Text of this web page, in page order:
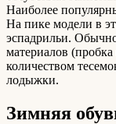
Наиболее
На пике модели в
эспадрильи.
материалов
количеством
лодыжки.
Зимняя